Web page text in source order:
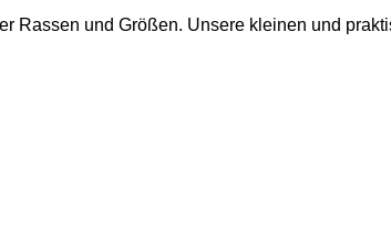
Rassen und Größen. Unsere kleinen und